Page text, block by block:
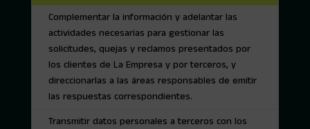
Complementar la información y adelantar las
actividades necesarias para gestionar las
solicitudes, quejas y reclamos presentados por
los clientes de La Empresa y por terceros, y
direccionarlas a las áreas responsables de emitir
las respuestas correspondientes.
Transmitir datos personales a terceros con los